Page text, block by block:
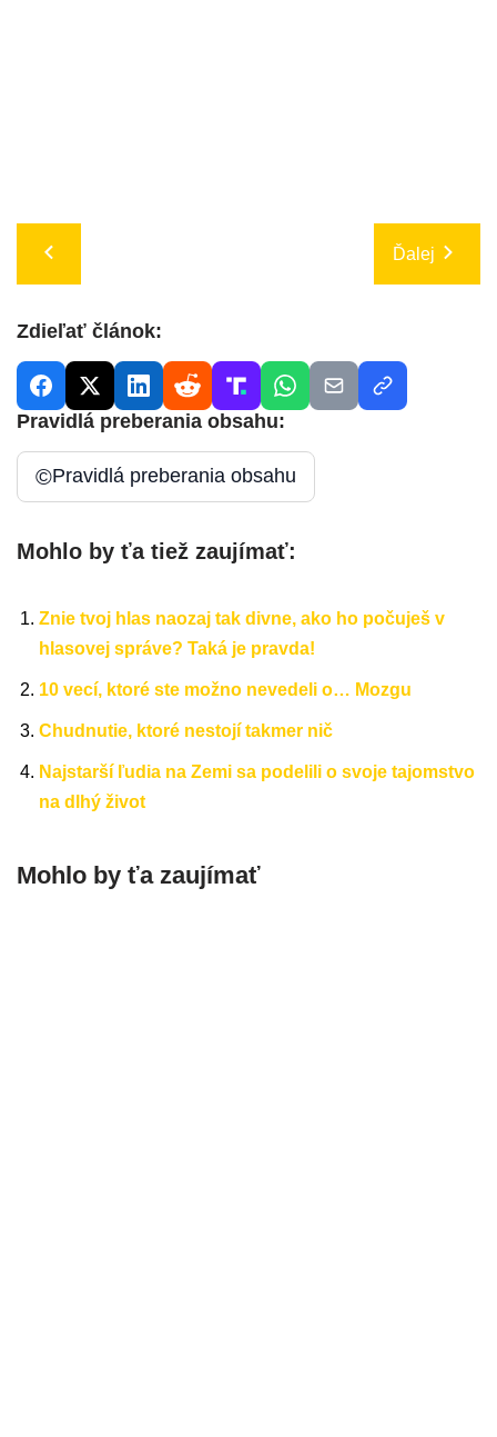
Ďalej
Zdieľať článok:
Pravidlá preberania obsahu:
©Pravidlá preberania obsahu
Mohlo by ťa tiež zaujímať:
Znie tvoj hlas naozaj tak divne, ako ho počuješ v
hlasovej správe? Taká je pravda!
10 vecí, ktoré ste možno nevedeli o… Mozgu
Chudnutie, ktoré nestojí takmer nič
Najstarší ľudia na Zemi sa podelili o svoje tajomstvo
na dlhý život
Mohlo by ťa zaujímať